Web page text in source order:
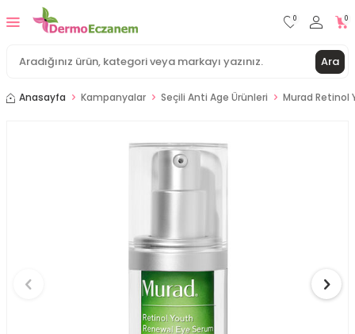
Ara
0 0
Anasayfa Kampanyalar Seçili Anti Age Ürünleri Murad Retinol